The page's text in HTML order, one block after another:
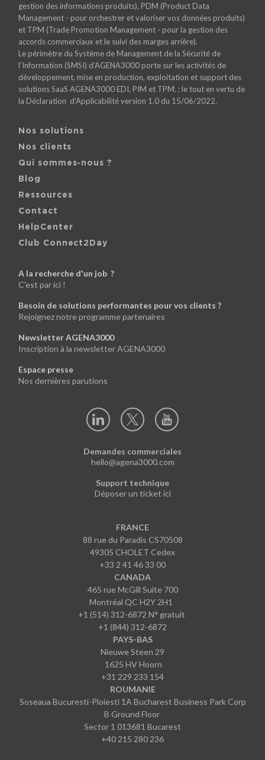
gestion des informations produits), PDM (Product Data
Management - pour orchestrer et valoriser vos données produits)
et TPM (Trade Promotion Management - pour la gestion des
accords commerciaux et le suivi des marges arrière).
Le périmètre du Système de Management de la Sécurité de
l’Information (SMSI) d’AGENA3000 porte sur les activités de
développement, mise en production, exploitation et support des
solutions SaaS AGENA3000 EDI, PIM et TPM. ; le tout en vertu de
la Déclaration d’Applicabilité version 1.0 du 15/06/2022.
Nos solutions
Nos clients
Qui sommes-nous ?
Blog
Ressources
Contact
HelpCenter
Club Connect2Day
A la recherche d'un job ?
C'est par ici !
Besoin de solutions performantes pour vos clients ?
Rejoignez notre programme partenaires
Newsletter AGENA3000
Inscription à la newsletter AGENA3000
Espace presse
Nos dernières parutions
Demandes commerciales
hello@agena3000.com
Support technique
Déposer un ticket ici
FRANCE
88 rue du Paradis CS70508
49305 CHOLET Cedex
+33 2 41 46 33 00
CANADA
465 rue McGill Suite 700
Montréal QC H2Y 2H1
+1 (514) 312-6872 N° gratuit
+1 (844) 312-6872
PAYS-BAS
Nieuwe Steen 29
1625 HV Hoorn
+31 229 233 154
ROUMANIE
Soseaua Bucuresti-Ploiesti 1A Bucharest Business Park Corp
B Ground Floor
Sector 1 013681 Bucarest
+40 215 280 236